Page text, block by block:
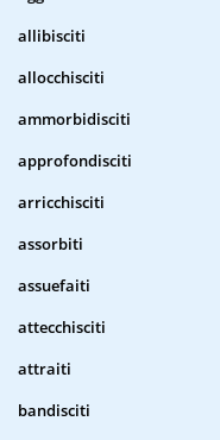
allibisciti
allocchisciti
ammorbidisciti
approfondisciti
arricchisciti
assorbiti
assuefaiti
attecchisciti
attraiti
bandisciti